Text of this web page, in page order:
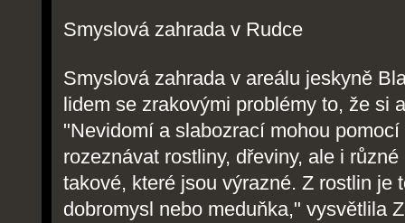
Smyslová zahrada v Rudce
Smyslová zahrada v areálu jeskyně
lidem se zrakovými problémy to, že si
"Nevidomí a slabozrací mohou
rozeznávat rostliny, dřeviny, ale i
takové, které jsou výrazné. Z rostlin je
dobromysl nebo meduňka," vysvětlila